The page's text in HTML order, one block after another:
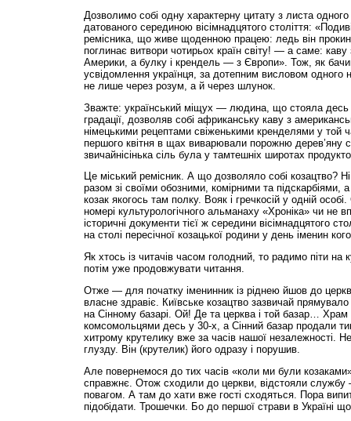
Дозволимо собі одну характерну цитату з листа
датованого серединою вісімнадцятого століття:
ремісника, що живе щоденною працею: ледь він
поглинає витвори чотирьох країн світу! — а саме:
Америки, а булку і крендель — з Європи». Тож, як
усвідомлення українця, за дотепним висловом одного
не лише через розум, а й через шлунок.
Зважте: український міщух — людина, що стояла десь
градації, дозволяв собі африканську каву з
німецькими рецептами свіженькими кренделями у той
першого квітня в щах виварювали порожню дерев’яну
звичайнісінька сіль була у тамтешніх широтах
Це міський ремісник. А що дозволяло собі козацтво?
разом зі своїми обозними, комірними та підскарбіями,
козак якогось там полку. Вояк і гречкосій у одній
номері культурологічного альманаху «Хроніка» чи не
історичні документи тієї ж середини вісімнадцятого
на столі пересічної козацької родини у день іменин
Як хтось із читачів часом голодний, то радимо піти на
потім уже продовжувати читання.
Отже — для початку іменинник із ріднею йшов до
власне здравіє. Київське козацтво зазвичай
на Сінному базарі. Ой! Де та церква і той базар… Храм
комсомольцями десь у 30-х, а Сінний базар продали
хитрому крутелику вже за часів нашої незалежності.
глузду. Він (крутелик) його одразу і порушив.
Але повернемося до тих часів «коли ми були
справжнє. Отож сходили до церкви, відстояли
повагом. А там до хати вже гості сходяться. Пора
підобідати. Трошечки. Бо до першої страви в Україні